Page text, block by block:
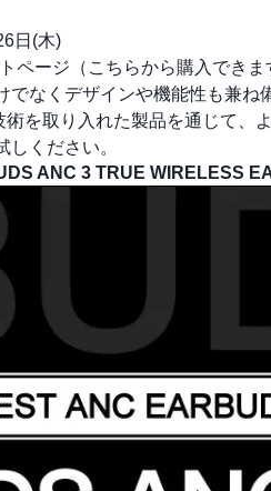
日(木)
ページ（ こちらから購入できま
でなくデザインや機能性も兼
を取り入れた製品を通じて、
しください。
ANC 3 TRUE WIRELESS